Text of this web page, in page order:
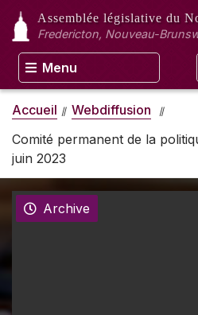
Assemblée législative du
Fredericton, Nouveau-
Menu
Accueil
Webdiffusion
Comité permanent de la
juin 2023
Archive